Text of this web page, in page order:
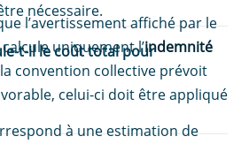
nécessaire.
l’avertissement affiché par le
uniquement l’indemnité
la convention collective prévoit
celui-ci doit être appliqué
t-il le coût total pour
à une estimation de